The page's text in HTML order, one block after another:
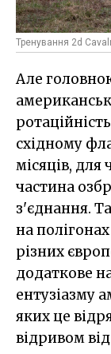
Тренування 2d
Але
східному
місяців, для
частина
з'єднання.
на
різних
додаткове
ентузіазму
яких це
відривом